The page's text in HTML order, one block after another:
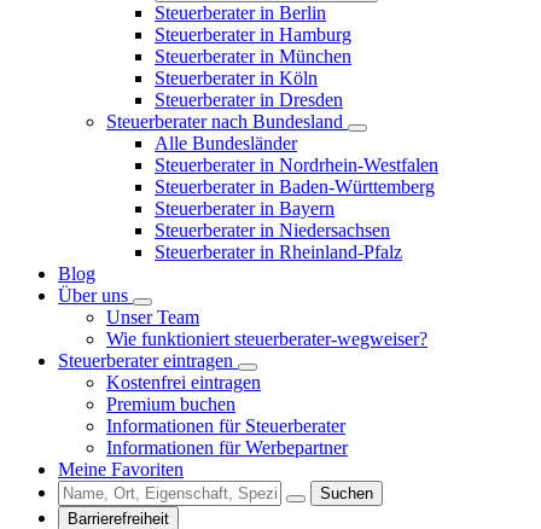
Steuerberater in Berlin
Steuerberater in Hamburg
Steuerberater in München
Steuerberater in Köln
Steuerberater in Dresden
Steuerberater nach Bundesland
Alle Bundesländer
Steuerberater in Nordrhein-Westfalen
Steuerberater in Baden-Württemberg
Steuerberater in Bayern
Steuerberater in Niedersachsen
Steuerberater in Rheinland-Pfalz
Blog
Über uns
Unser Team
Wie funktioniert steuerberater-wegweiser?
Steuerberater eintragen
Kostenfrei eintragen
Premium buchen
Informationen für Steuerberater
Informationen für Werbepartner
Meine Favoriten
Suchen
Barrierefreiheit